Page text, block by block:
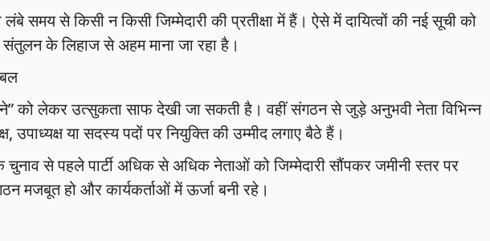
समय से किसी न किसी जिम्मेदारी की प्रतीक्षा में हैं। ऐसे में दायित्वों की नई सूची को
के लिहाज से अहम माना जा रहा है।
को लेकर उत्सुकता साफ देखी जा सकती है। वहीं संगठन से जुड़े अनुभवी नेता विभिन्न
उपाध्यक्ष या सदस्य पदों पर नियुक्ति की उम्मीद लगाए बैठे हैं।
चुनाव से पहले पार्टी अधिक से अधिक नेताओं को जिम्मेदारी सौंपकर जमीनी स्तर पर
मजबूत हो और कार्यकर्ताओं में ऊर्जा बनी रहे।